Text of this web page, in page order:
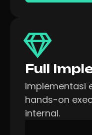
Full
Implementasi
hands-on
internal.